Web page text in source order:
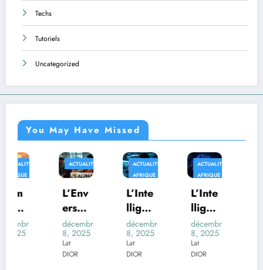
Techs
Tutoriels
Uncategorized
You May Have Missed
ACTUALITÉS
L’Env
ers
du
Déco
décembre
8, 2025
ACTUALITÉS
AFRIQUE
L’Inte
lligen
ce
Artifi
décembre
8, 2025
ACTUALITÉS
L’Inte
lligen
ce
Artifi
décembre
8, 2025
AFRIQUE
Au-
delà
des
Trans
décembre
8, 2025